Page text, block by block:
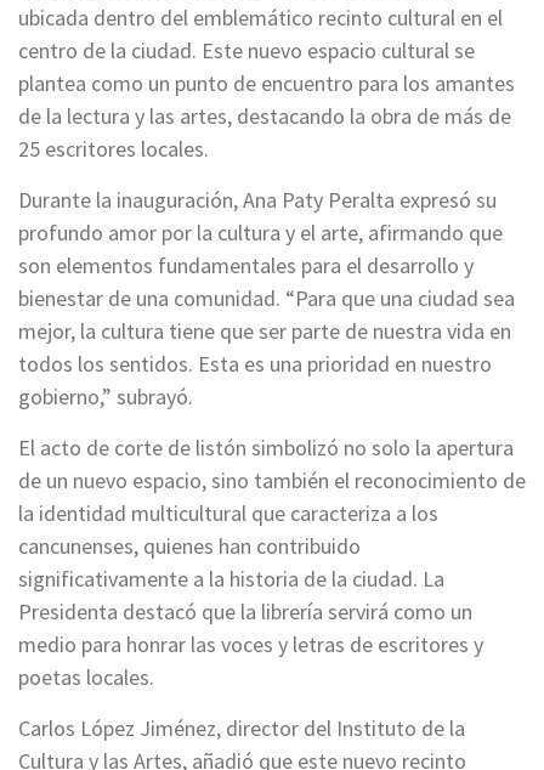
ubicada dentro del emblemático recinto cultural en el
centro de la ciudad. Este nuevo espacio cultural se
plantea como un punto de encuentro para los amantes
de la lectura y las artes, destacando la obra de más de
25 escritores locales.
Durante la inauguración, Ana Paty Peralta expresó su
profundo amor por la cultura y el arte, afirmando que
son elementos fundamentales para el desarrollo y
bienestar de una comunidad. “Para que una ciudad sea
mejor, la cultura tiene que ser parte de nuestra vida en
todos los sentidos. Esta es una prioridad en nuestro
gobierno,” subrayó.
El acto de corte de listón simbolizó no solo la apertura
de un nuevo espacio, sino también el reconocimiento de
la identidad multicultural que caracteriza a los
cancunenses, quienes han contribuido
significativamente a la historia de la ciudad. La
Presidenta destacó que la librería servirá como un
medio para honrar las voces y letras de escritores y
poetas locales.
Carlos López Jiménez, director del Instituto de la
Cultura y las Artes, añadió que este nuevo recinto